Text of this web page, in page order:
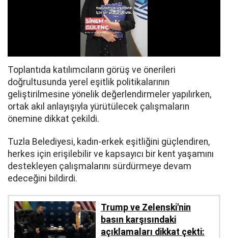
Toplantıda katılımcıların görüş ve önerileri
doğrultusunda yerel eşitlik politikalarının
geliştirilmesine yönelik değerlendirmeler yapılırken,
ortak akıl anlayışıyla yürütülecek çalışmaların
önemine dikkat çekildi.
Tuzla Belediyesi, kadın-erkek eşitliğini güçlendiren,
herkes için erişilebilir ve kapsayıcı bir kent yaşamını
destekleyen çalışmalarını sürdürmeye devam
edeceğini bildirdi.
Trump ve Zelenski'nin
basın karşısındaki
açıklamaları dikkat çekti: